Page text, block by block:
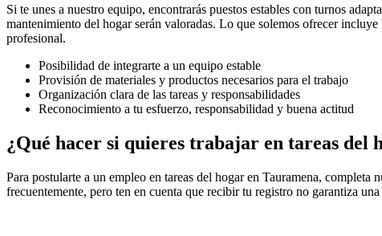
Si te unes a nuestro equipo, encontrarás puestos estables con turnos
mantenimiento del hogar serán valoradas. Lo que solemos ofrecer
profesional.
Posibilidad de integrarte a un equipo estable
Provisión de materiales y productos necesarios para el trabajo
Organización clara de las tareas y responsabilidades
Reconocimiento a tu esfuerzo, responsabilidad y buena actitud
¿Qué hacer si quieres trabajar en tareas del
Para postularte a un empleo en tareas del hogar en Tauramena,
frecuentemente, pero ten en cuenta que recibir tu registro no garantiza